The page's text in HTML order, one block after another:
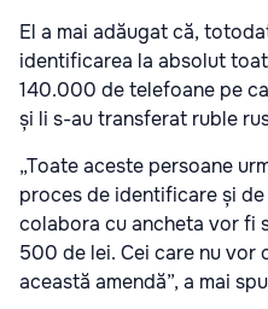
El a mai adăugat că,
identificarea la absolut
140.000 de telefoane pe
și li s-au transferat ruble
„Toate aceste persoane
proces de identificare și
colabora cu ancheta vor fi
500 de lei. Cei care nu
această amendă”, a mai